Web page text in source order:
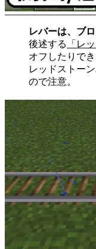
レバーは、ブ
後述する
「レ
オフしたりでき
レッドストー
ので注意。